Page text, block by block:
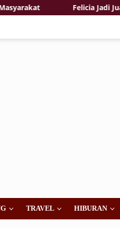
Felicia Jadi Juara
TRAVEL HIBURAN